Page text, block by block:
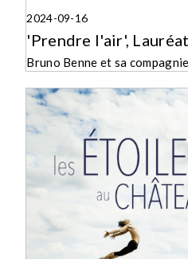
2024-09-16
'Prendre l'air',
Bruno Benne et sa compagnie